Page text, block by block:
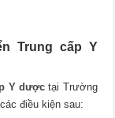
Trung cấp Y
Y dược tại Trường
điều kiện sau: